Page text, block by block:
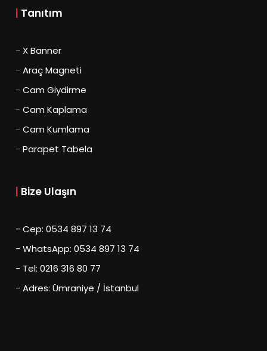
| Tanıtım
- X Banner
-Araç Magneti
-Cam Giydirme
-Cam Kaplama
-Cam Kumlama
-Parapet Tabela
| Bize Ulaşın
- Cep: 0534 897 13 74
- WhatsApp: 0534 897 13 74
- Tel: 0216 316 80 77
- Adres: Ümraniye / İstanbul